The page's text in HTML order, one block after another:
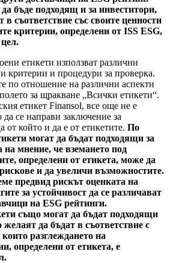
бъде подходящ и за инвеститори,
в съответствие със своите ценности
критерии, определени от ISS ESG,
етикети използват различни
и процедури за проверка.
по отношение на различни аспекти
за щракване „Всички етикети“.
етикет Finansol, все още не е
се направи заключение за
от който и да е от етикетите. По
могат да бъдат подходящи за
на мнение, че вземането под
определени от етикета, може да
и да увеличи възможностите.
предвид рискът оценката на
за устойчивост да се различават
на ESG рейтинги.
също могат да бъдат подходящи
желаят да бъдат в съответствие с
разглеждането на
определени от етикета, е